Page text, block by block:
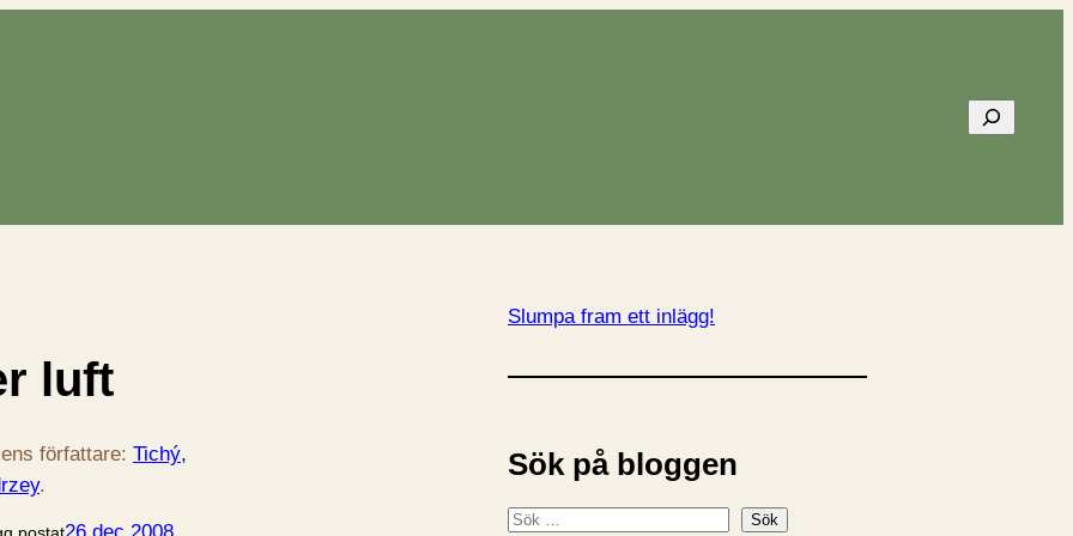
Sök
luft
författare: Tichý,
.
postat26 dec 2008
Slumpa fram ett inlägg!
Sök på bloggen
S
Sök